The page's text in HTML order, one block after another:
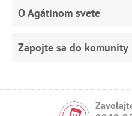
O Agátinom svete
Zapojte sa do komunity